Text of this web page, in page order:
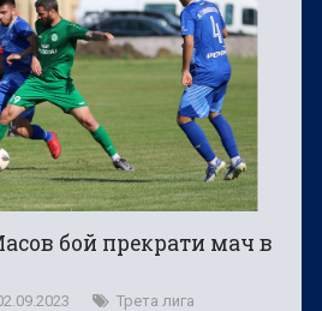
бой прекрати мач в
Трета лига